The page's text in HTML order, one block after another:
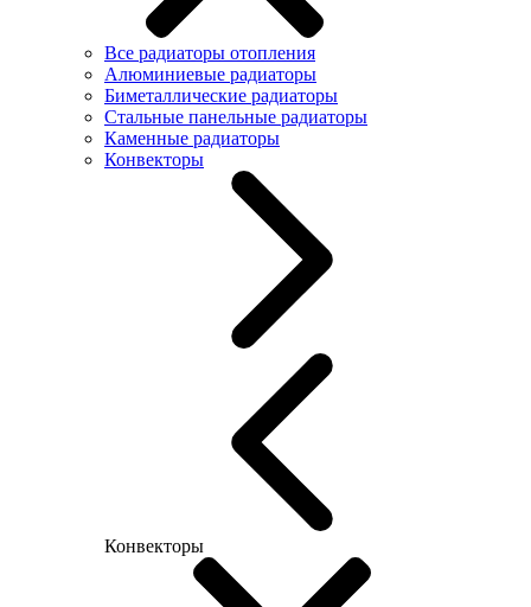
Все радиаторы отопления
Алюминиевые радиаторы
Биметаллические радиаторы
Стальные панельные радиаторы
Каменные радиаторы
Конвекторы
Конвекторы